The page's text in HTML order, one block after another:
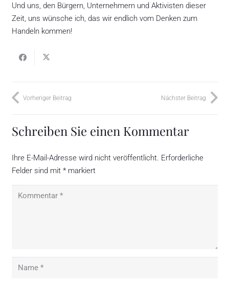
Und uns, den Bürgern, Unternehmern und Aktivisten dieser
Zeit, uns wünsche ich, das wir endlich vom Denken zum
Handeln kommen!
Vorheriger Beitrag Nächster Beitrag
Schreiben Sie einen Kommentar
Ihre E-Mail-Adresse wird nicht veröffentlicht. Erforderliche
Felder sind mit *markiert